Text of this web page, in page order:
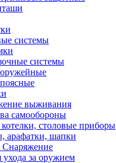
системы
системы
выживания
самообороны
столовые приборы
арафатки, шапки
Снаряжение
ухода за оружием